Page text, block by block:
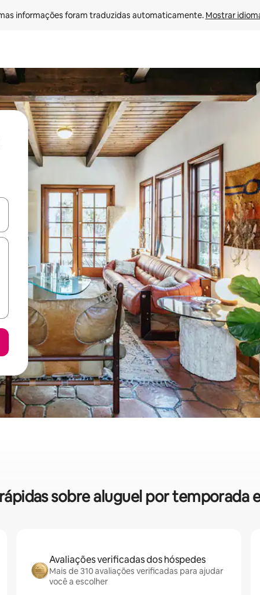
informações foram traduzidas automaticamente. Mostrar
os usando as seta para cima e para baixo do teclado ou tocando
sobre aluguel por temporada
Avaliações verificadas dos hóspedes
Mais de 310 avaliações verificadas para ajudar
você a escolher